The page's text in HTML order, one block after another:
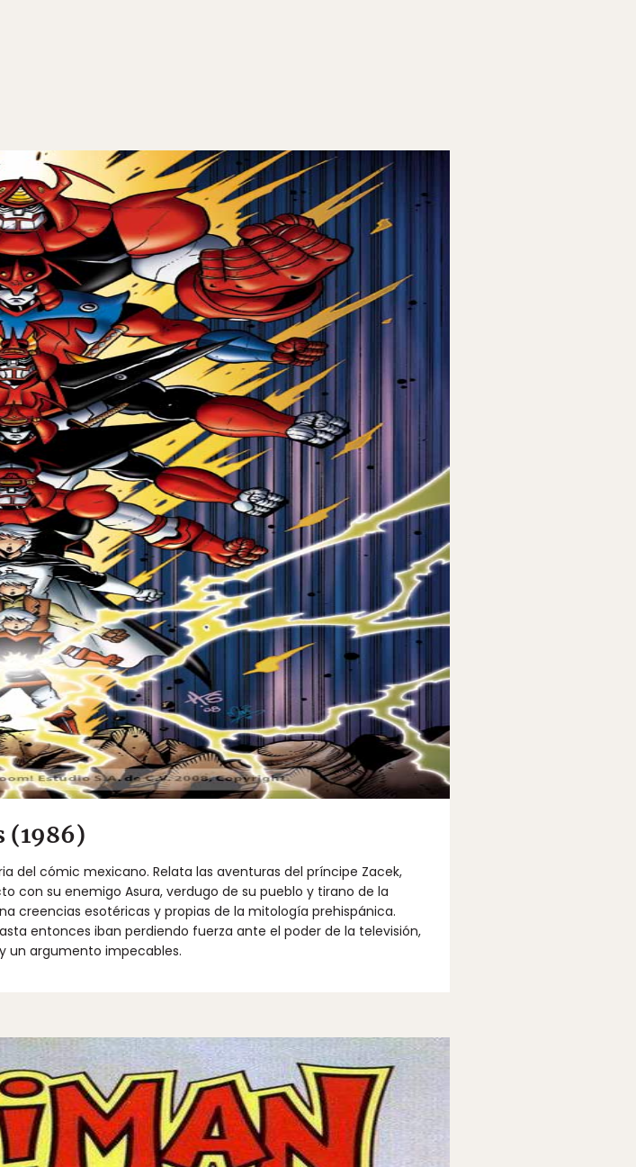
(1986)
del cómic mexicano. Relata las aventuras del príncipe Zacek,
con su enemigo Asura, verdugo de su pueblo y tirano de la
creencias esotéricas y propias de la mitología prehispánica.
entonces iban perdiendo fuerza ante el poder de la televisión,
un argumento impecables.